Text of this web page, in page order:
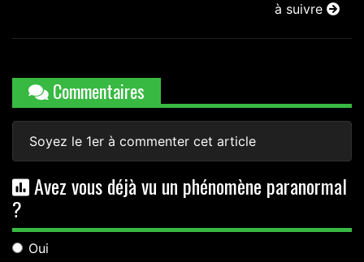
à suivre
Commentaires
Soyez le 1er à commenter cet article
Avez vous déjà vu un phénomène paranormal
?
Oui